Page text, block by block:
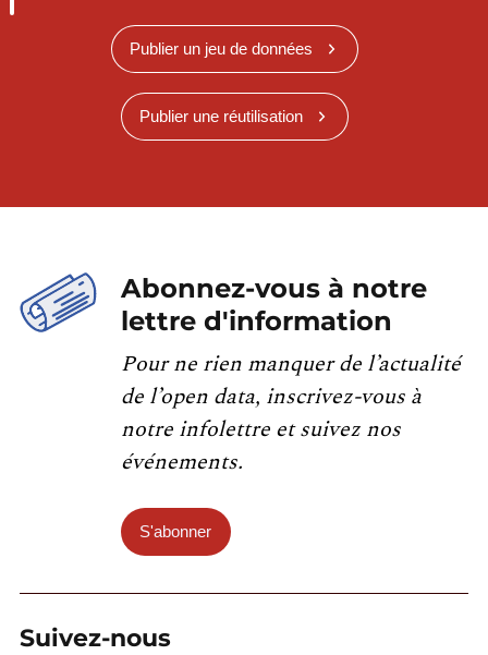
Publier un jeu de données
Publier une réutilisation
Abonnez-vous à notre
lettre d'information
Pour ne rien manquer de l’actualité
de l’open data, inscrivez-vous à
notre infolettre et suivez nos
événements.
S'abonner
Suivez-nous